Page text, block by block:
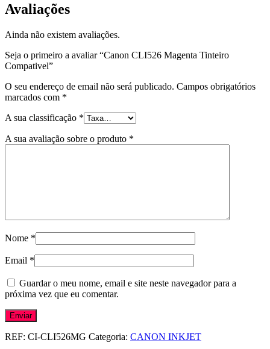
Avaliações
Ainda não existem avaliações.
Seja o primeiro a avaliar “Canon CLI526 Magenta Tinteiro
Compativel”
O seu endereço de email não será publicado. Campos obrigatórios
marcados com *
A sua classificação *
A sua avaliação sobre o produto *
Nome *
Email *
Guardar o meu nome, email e site neste navegador para a
próxima vez que eu comentar.
REF: CI-CLI526MG Categoria: CANON INKJET